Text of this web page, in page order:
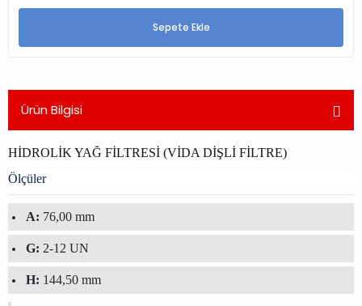
Sepete Ekle
Ürün Bilgisi
HİDROLİK YAĞ FİLTRESİ (VİDA DİŞLİ FİLTRE)
Ölçüler
A: 76,00 mm
G: 2-12 UN
H: 144,50 mm